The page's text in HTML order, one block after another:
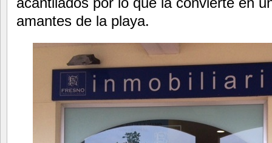
amantes de la playa.